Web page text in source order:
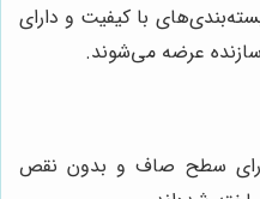
با کیفیت و دارای
عرضه می‌شوند.
سطح صاف و بدون نقص